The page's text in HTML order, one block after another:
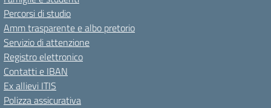
Percorsi di studio
Amm trasparente e albo pretorio
Servizio di attenzione
Registro elettronico
Contatti e IBAN
Ex allievi ITIS
Polizza assicurativa